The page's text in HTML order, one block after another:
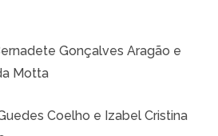
Gonçalves Aragão e
Motta
Coelho e Izabel Cristina